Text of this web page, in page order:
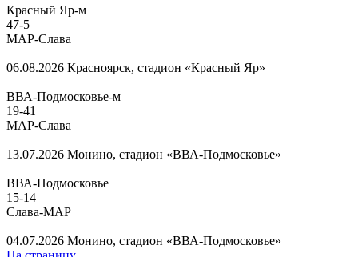
Красный Яр-м
47-5
МАР-Слава
06.08.2026 Красноярск, стадион «Красный Яр»
ВВА-Подмосковье-м
19-41
МАР-Слава
13.07.2026 Монино, стадион «ВВА-Подмосковье»
ВВА-Подмосковье
15-14
Слава-МАР
04.07.2026 Монино, стадион «ВВА-Подмосковье»